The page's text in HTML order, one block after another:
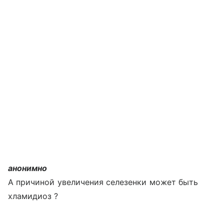
анонимно
А причиной увеличения селезенки может быть
хламидиоз ?